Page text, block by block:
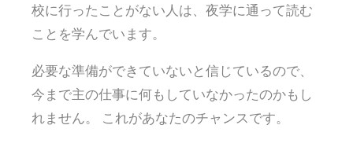
校に行ったことがない人は、夜学に通って読む
ことを学んでいます。
必要な準備ができていないと信じているので、
今まで主の仕事に何もしていなかったのかもし
れません。 これがあなたのチャンスです。